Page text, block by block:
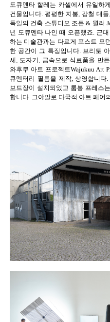
도큐멘타 할레는 카셀에서 유일하
건물입니다 평평한 지붕 강철 대들
독일의 건축 스튜디오 조든& 뮐러
년 도큐멘타 나인 때 오픈했죠 근
하는 미술관과는 다르게 포스트 모
한 공간이 그 특징입니다. 브리토
셰
도자기 금속으로 식료품을 만
와후쿠 아트 프로젝트Wajukuu Art
큐멘터리 필름을 제작,상영합니다
보드장이 설치되었고 룸붕 프레스
합니다 그야말로 다국적 아트 페어